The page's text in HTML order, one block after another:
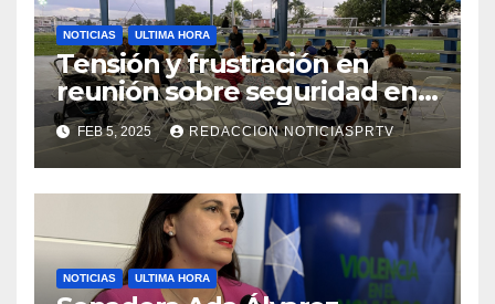
NOTICIAS ULTIMA HORA
Tensión y frustración en
reunión sobre seguridad en
Reparto Metropolitano
FEB 5, 2025 REDACCION NOTICIASPRTV
NOTICIAS ULTIMA HORA